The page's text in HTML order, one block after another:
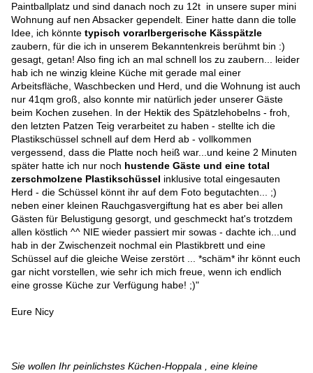
Paintballplatz und sind danach noch zu 12t in unsere super mini
Wohnung auf nen Absacker gependelt. Einer hatte dann die tolle
Idee, ich könnte typisch vorarlbergerische Kässpätzle
zaubern, für die ich in unserem Bekanntenkreis berühmt bin :)
gesagt, getan! Also fing ich an mal schnell los zu zaubern... leider
hab ich ne winzig kleine Küche mit gerade mal einer
Arbeitsfläche, Waschbecken und Herd, und die Wohnung ist auch
nur 41qm groß, also konnte mir natürlich jeder unserer Gäste
beim Kochen zusehen. In der Hektik des Spätzlehobelns - froh,
den letzten Patzen Teig verarbeitet zu haben - stellte ich die
Plastikschüssel schnell auf dem Herd ab - vollkommen
vergessend, dass die Platte noch heiß war...und keine 2 Minuten
später hatte ich nur noch hustende Gäste und eine total
zerschmolzene Plastikschüssel inklusive total eingesauten
Herd - die Schüssel könnt ihr auf dem Foto begutachten... ;)
neben einer kleinen Rauchgasvergiftung hat es aber bei allen
Gästen für Belustigung gesorgt, und geschmeckt hat's trotzdem
allen köstlich ^^ NIE wieder passiert mir sowas - dachte ich...und
hab in der Zwischenzeit nochmal ein Plastikbrett und eine
Schüssel auf die gleiche Weise zerstört ... *schäm* ihr könnt euch
gar nicht vorstellen, wie sehr ich mich freue, wenn ich endlich
eine grosse Küche zur Verfügung habe! ;)"
Eure Nicy
Sie wollen Ihr peinlichstes Küchen-Hoppala , eine kleine